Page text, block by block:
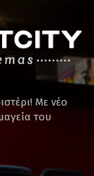
Mε νέο
του